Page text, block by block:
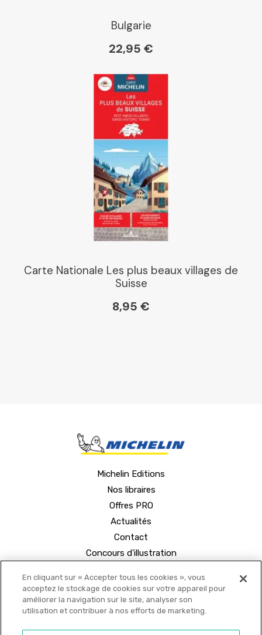
Bulgarie
22,95 €
Carte Nationale Les plus beaux villages de
Suisse
8,95 €
Michelin Editions
Nos libraires
Offres PRO
Actualités
Contact
Concours d'illustration
En cliquant sur « Accepter tous les cookies », vous
acceptez le stockage de cookies sur votre appareil pour
améliorer la navigation sur le site, analyser son
utilisation et contribuer à nos efforts de marketing.